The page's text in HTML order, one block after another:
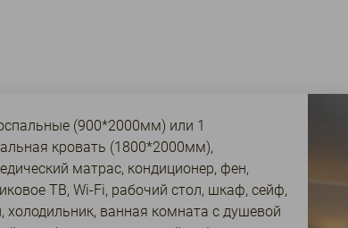
(900*2000мм) или 1
кровать (1800*2000мм),
матрас, кондиционер, фен,
ТВ, Wi-Fi, рабочий стол, шкаф, сейф,
холодильник, ванная комната с душевой